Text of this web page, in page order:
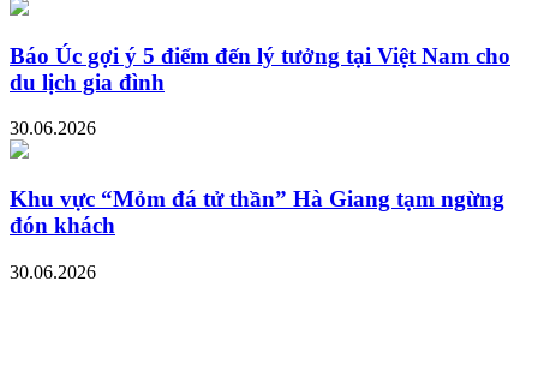
Báo Úc gợi ý 5 điểm đến lý tưởng tại Việt Nam cho
du lịch gia đình
30.06.2026
Khu vực “Mỏm đá tử thần” Hà Giang tạm ngừng
đón khách
30.06.2026